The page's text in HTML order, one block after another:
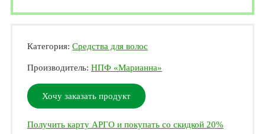
Категория: Средства для волос
Производитель: НПФ «Марианна»
Хочу заказать продукт
Получить карту АРГО и покупать со скидкой 20%